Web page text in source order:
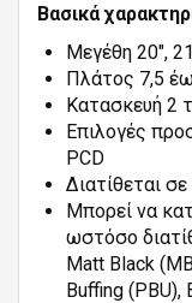
Βασικά
Μεγέθη 20",
Πλάτος 7,5
Κατασκευή 2
Επιλογές
PCD
Διατίθεται
Μπορεί να
ωστόσο
Matt Black
Buffing (PBU),